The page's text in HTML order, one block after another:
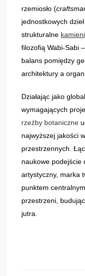
rzemiosło (
jednostkowych
strukturalne
filozofią Wabi-Sabi
balans pomiędzy
architektury a
Działając jako
wymagających
rzeźby botaniczne
najwyższej jakości
przestrzennych.
naukowe podejście
artystyczny, marka
punktem
przestrzeni,
jutra.